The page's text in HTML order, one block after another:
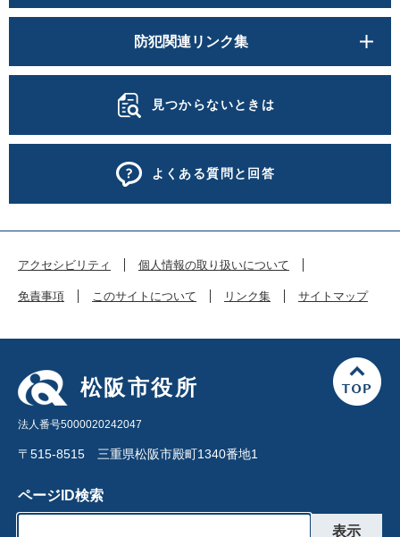
防犯関連リンク集
見つからないときは
よくある質問と回答
アクセシビリティ 個人情報の取り扱いについて
免責事項 このサイトについて リンク集 サイトマップ
松阪市役所
法人番号5000020242047
〒515-8515 三重県松阪市殿町1340番地1
ページID検索